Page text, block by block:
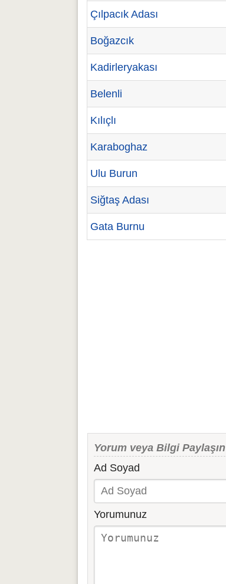
Çılpacık Adası
Boğazcık
Kadirleryakası
Belenli
Kılıçlı
Karaboghaz
Ulu Burun
Siğtaş Adası
Gata Burnu
Yorum veya Bilgi Paylaşın
Ad Soyad
Yorumunuz